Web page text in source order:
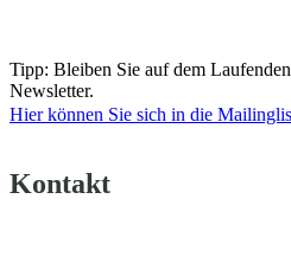
Tipp: Bleiben Sie auf dem
Newsletter.
Hier können Sie sich in die
Kontakt